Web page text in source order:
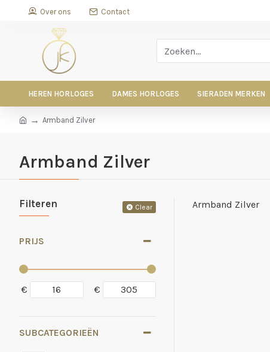
Over ons Contact
HEREN HORLOGES DAMES HORLOGES SIERADEN MERKEN
Armband Zilver
Armband Zilver
Filteren Clear
PRIJS
€ €
SUBCATEGORIEËN
Armband Zilver